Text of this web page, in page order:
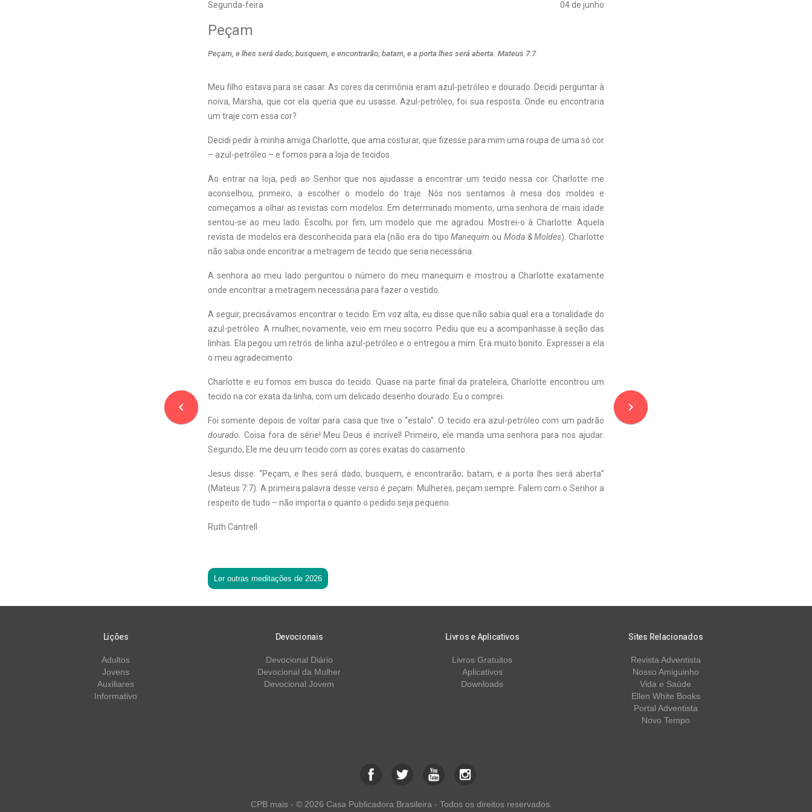
Segunda-feira 04 de junho
navigate_before
Peçam
Peçam, e lhes será dado; busquem, e encontrarão; batam, e a porta lhes será aberta. Mateus 7:7
Meu filho estava para se casar. As cores da cerimônia eram azul-petróleo e dourado. Decidi perguntar à
noiva, Marsha, que cor ela queria que eu usasse. Azul-petróleo, foi sua resposta. Onde eu encontraria
um traje com essa cor?
Decidi pedir à minha amiga Charlotte, que ama costurar, que fizesse para mim uma roupa de uma só cor
– azul-petróleo – e fomos para a loja de tecidos.
Ao entrar na loja, pedi ao Senhor que nos ajudasse a encontrar um tecido nessa cor. Charlotte me
aconselhou, primeiro, a escolher o modelo do traje. Nós nos sentamos à mesa dos moldes e
começamos a olhar as revistas com modelos. Em determinado momento, uma senhora de mais idade
sentou-se ao meu lado. Escolhi, por fim, um modelo que me agradou. Mostrei-o à Charlotte. Aquela
revista de modelos era desconhecida para ela (não era do tipoManequim ou Moda & Moldes). Charlotte
não sabia onde encontrar a metragem de tecido que seria necessária.
A senhora ao meu lado perguntou o número do meu manequim e mostrou a Charlotte exatamente
onde encontrar a metragem necessária para fazer o vestido.
A seguir, precisávamos encontrar o tecido. Em voz alta, eu disse que não sabia qual era a tonalidade do
azul-petróleo. A mulher, novamente, veio em meu socorro. Pediu que eu a acompanhasse à seção das
linhas. Ela pegou um retrós de linha azul-petróleo e o entregou a mim. Era muito bonito. Expressei a ela
o meu agradecimento.
Charlotte e eu fomos em busca do tecido. Quase na parte final da prateleira, Charlotte encontrou um
tecido na cor exata da linha, com um delicado desenho dourado. Eu o comprei.
Foi somente depois de voltar para casa que tive o “estalo”. O tecido era azul-petróleo com um padrão
dourado.
Coisa fora de série! Meu Deus é incrível! Primeiro, ele manda uma senhora para nos ajudar.
Segundo, Ele me deu um tecido com as cores exatas do casamento.
Jesus disse: “Peçam, e lhes será dado; busquem, e encontrarão; batam, e a porta lhes será aberta”
(Mateus 7:7). A primeira palavra desse verso é peçam.
Mulheres, peçam sempre. Falem com o Senhor a
respeito de tudo – não importa o quanto o pedido seja pequeno.
Ruth Cantrell
Ler outras meditações de 2026
navigate_next
Lições
Adultos
Jovens
Auxiliares
Informativo
Devocionais
Devocional Diário
Devocional da Mulher
Devocional Jovem
Livros e Aplicativos
Livros Gratuitos
Aplicativos
Downloads
Sites Relacionados
Revista Adventista
Nosso Amiguinho
Vida e Saúde
Ellen White Books
Portal Adventista
Novo Tempo
CPB mais - © 2026 Casa Publicadora Brasileira - Todos os direitos reservados.